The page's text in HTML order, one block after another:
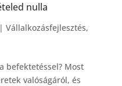
nulla
| Vállalkozásfejlesztés,
befektetéssel? Most
valóságáról, és